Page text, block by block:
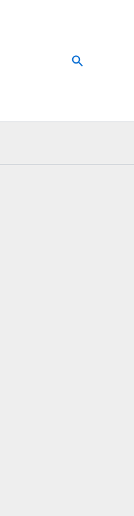
Pesquisar